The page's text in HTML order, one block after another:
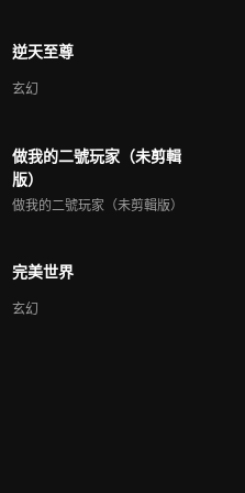
到底是什麼？
十三邀丨張藝謀：人走
茶涼，你還想超越時
代？
企業 被網紅主播邀請直
播賣貨
逆天至尊
玄幻
做我的二號玩家（未剪輯
版）
做我的二號玩家（未剪輯版）
完美世界
玄幻